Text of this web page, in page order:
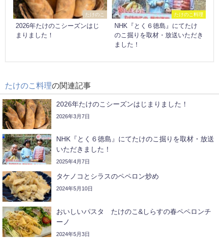
たけのこ
2026年たけのこシーズンはじ
まりました！
たけのこ料理
NHK『とく６徳島』にてたけ
のこ掘りを取材・放送いただき
ました！
たけのこ料理の関連記事
2026年たけのこシーズンはじまりました！
2026年3月7日
NHK『とく６徳島』にてたけのこ掘りを取材・放送
いただきました！
2025年4月7日
タケノコとシラスのペペロン炒め
2024年5月10日
おいしいパスタ たけのこ&しらすの春ペペロンチ
ーノ
2024年5月3日